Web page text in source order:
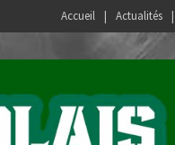
Accueil Actualités